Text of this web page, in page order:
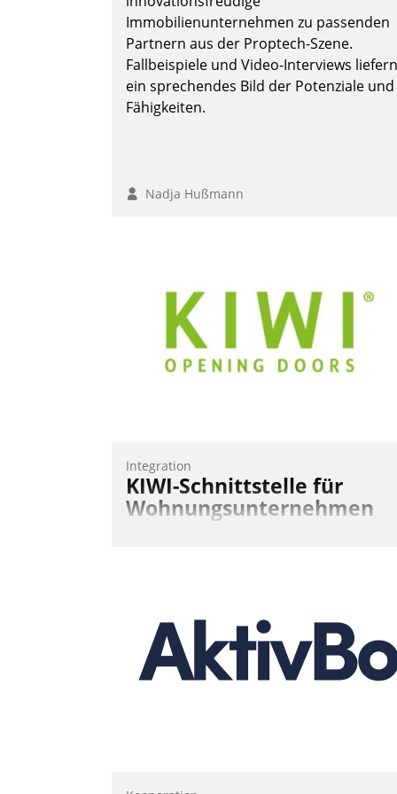
Andreas Lerchner
Immobilienunternehmen zu passenden
Partnern aus der Proptech-Szene.
Fallbeispiele und Video-Interviews liefern
ein sprechendes Bild der Potenziale und
Fähigkeiten.
Nadja Hußmann
Integration
KIWI-Schnittstelle für
Wohnungsunternehmen